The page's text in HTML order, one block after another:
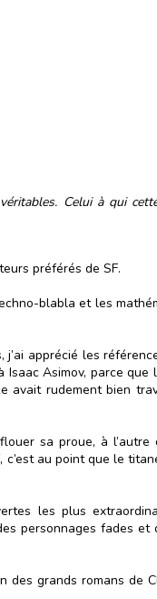
Celui à qui
préférés de SF.
blabla et les
apprécié les
Asimov, parce que
avait rudement bien
sa proue, à l’autre
au point que le
les plus
personnages fades et
des grands romans de